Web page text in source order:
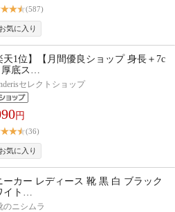
(587)
天1位】【月間優良ショップ 身長＋7c
底ス…
セレクトショップ
円
(36)
ーカー レディース 靴 黒 白 ブラック
イト…
のニシムラ